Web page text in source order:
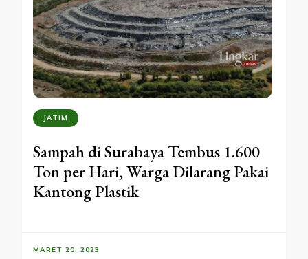
JATIM
Sampah di Surabaya Tembus 1.600
Ton per Hari, Warga Dilarang Pakai
Kantong Plastik
MARET 20, 2023